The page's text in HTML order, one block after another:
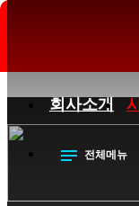
시
회사소개
notes 전체메뉴